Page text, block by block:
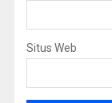
Situs Web